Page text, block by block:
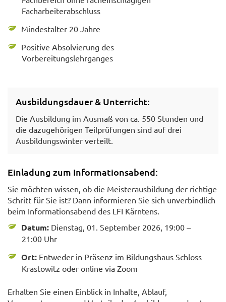
Facharbeiterabschluss
Mindestalter 20 Jahre
Positive Absolvierung des
Vorbereitungslehrganges
Ausbildungsdauer & Unterricht:
Die Ausbildung im Ausmaß von ca. 550 Stunden und
die dazugehörigen Teilprüfungen sind auf drei
Ausbildungswinter verteilt.
Einladung zum Informationsabend:
Sie möchten wissen, ob die Meisterausbildung der richtige
Schritt für Sie ist? Dann informieren Sie sich unverbindlich
beim Informationsabend des LFI Kärntens.
Datum: Dienstag, 01. September 2026, 19:00 –
21:00 Uhr
Ort: Entweder in Präsenz im Bildungshaus Schloss
Krastowitz oder online via Zoom
Erhalten Sie einen Einblick in Inhalte, Ablauf,